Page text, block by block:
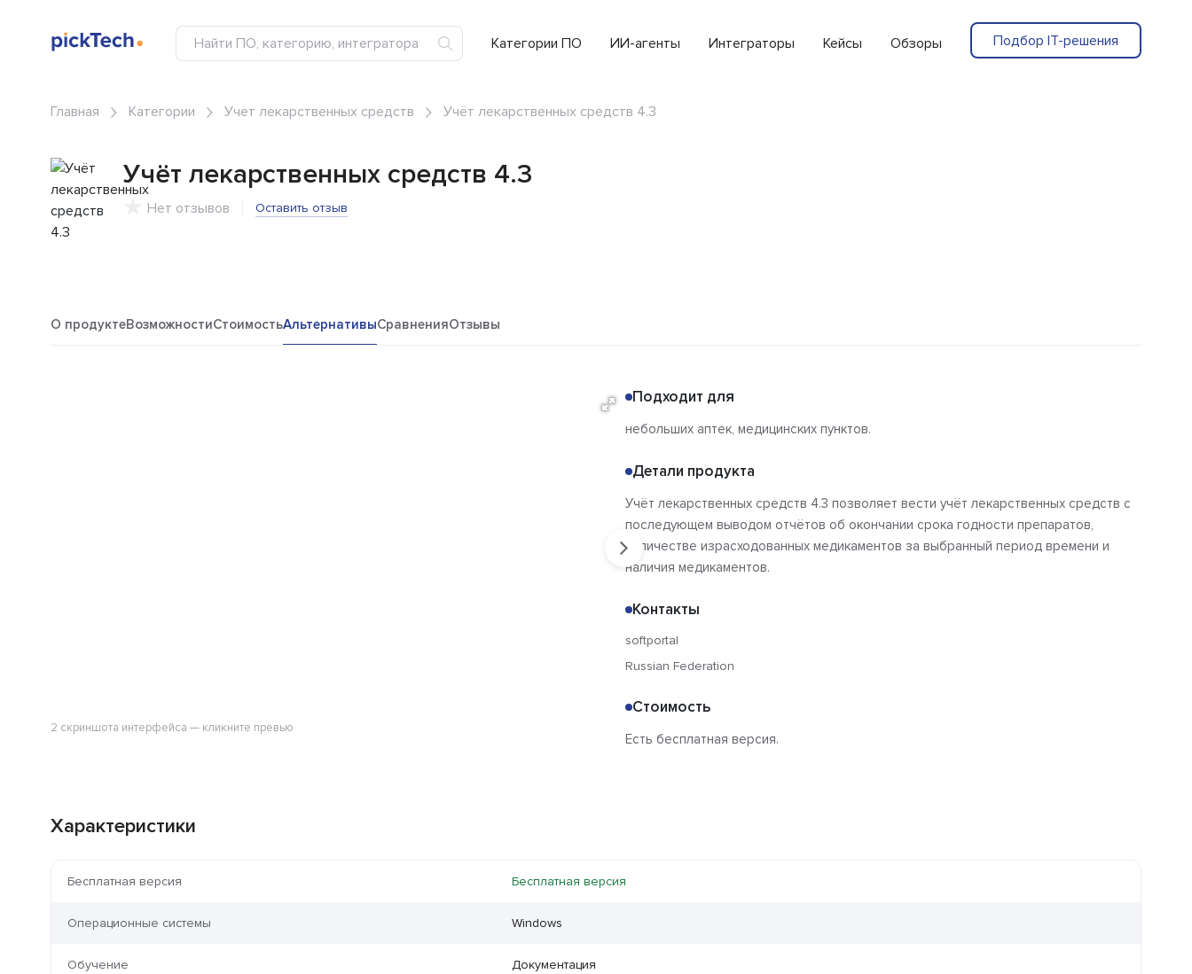
Категории ПО ИИ-агенты Интеграторы Кейсы Обзоры Подбор IT-решения
Главная Категории Учет лекарственных средств Учёт лекарственных средств 4.3
Учёт лекарственных средств 4.3
Нет отзывов Оставить отзыв
О продуктеВозможностиСтоимостьАльтернативыСравненияОтзывы
2 скриншота интерфейса — кликните превью
Подходит для
небольших аптек, медицинских пунктов.
Детали продукта
Учёт лекарственных средств 4.3 позволяет вести учёт лекарственных средств с
последующем выводом отчётов об окончании срока годности препаратов,
количестве израсходованных медикаментов за выбранный период времени и
наличия медикаментов.
Контакты
softportal
Russian Federation
Стоимость
Есть бесплатная версия.
Характеристики
Бесплатная версия Бесплатная версия
Операционные системы Windows
Обучение Документация